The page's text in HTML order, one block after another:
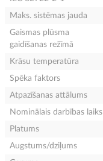
Maks. sistēmas jauda
Gaismas plūsma
gaidīšanas režīmā
Krāsu temperatūra
Spēka faktors
Atpazīšanas attālums
Nominālais darbības laiks
Platums
Augstums/dziļums